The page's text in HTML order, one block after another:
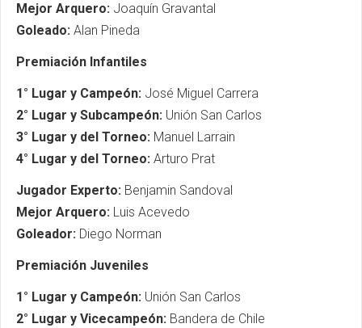
Mejor Arquero: Joaquín Gravantal
Goleado: Alan Pineda
Premiación Infantiles
1° Lugar y Campeón: José Miguel Carrera
2° Lugar y Subcampeón: Unión San Carlos
3° Lugar y del Torneo: Manuel Larrain
4° Lugar y del Torneo: Arturo Prat
Jugador Experto: Benjamin Sandoval
Mejor Arquero: Luis Acevedo
Goleador: Diego Norman
Premiación Juveniles
1° Lugar y Campeón: Unión San Carlos
2° Lugar y Vicecampeón: Bandera de Chile